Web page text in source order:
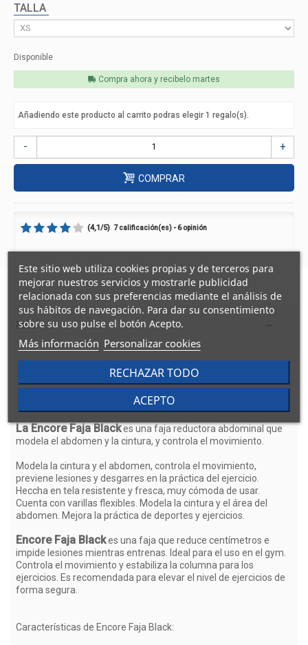
TALLA
Disponible
Compra ahora y recibelo martes
Añadiendo este producto al carrito podras elegir 1 regalo(s).
- +
COMPRAR
(4,1/5) 7calificación(es) -6opinión
MÁS
ENCORE FAJA BLACK
La Encore Faja Blackes una faja reductora abdominal que
modela el abdomen y la cintura, y controla el movimiento.
Modela la cintura y el abdomen, controla el movimiento,
previene lesiones y desgarres en la práctica del ejercicio.
Heccha en tela resistente y fresca, muy cómoda de usar.
Cuenta con varillas flexibles. Modela la cintura y el área del
abdomen. Mejora la práctica de deportes y ejercicios.
Encore Faja Blackes una faja que reduce centímetros e
impide lesiones mientras entrenas. Ideal para el uso en el gym.
Controla el movimiento y estabiliza la columna para los
ejercicios. Es recomendada para elevar el nivel de ejercicios de
forma segura.
Características de Encore Faja Black:
Este sitio web utiliza cookies propias y de terceros para
mejorar nuestros servicios y mostrarle publicidad
relacionada con sus preferencias mediante el análisis de
sus hábitos de navegación. Para dar su consentimiento
sobre su uso pulse el botón Acepto.
Más información Personalizar cookies
RECHAZAR TODO
ACEPTO